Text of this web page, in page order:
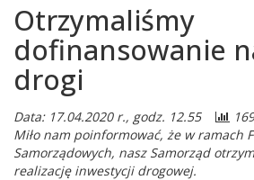
Otrzymaliśmy
dofinansowanie
drogi
Data: 17.04.2020 r., godz. 12.55
Miło nam poinformować, że w ramach
Samorządowych, nasz Samorząd
realizację inwestycji drogowej.